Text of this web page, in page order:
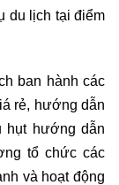
du lịch tại điểm
ban hành các
rẻ, hướng dẫn
hụt hướng dẫn
tổ chức các
và hoạt động